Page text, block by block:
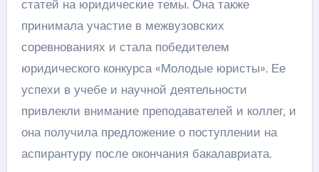
статей на юридические темы. Она также
принимала участие в межвузовских
соревнованиях и стала победителем
юридического конкурса «Молодые юристы». Ее
успехи в учебе и научной деятельности
привлекли внимание преподавателей и коллег, и
она получила предложение о поступлении на
аспирантуру после окончания бакалавриата.